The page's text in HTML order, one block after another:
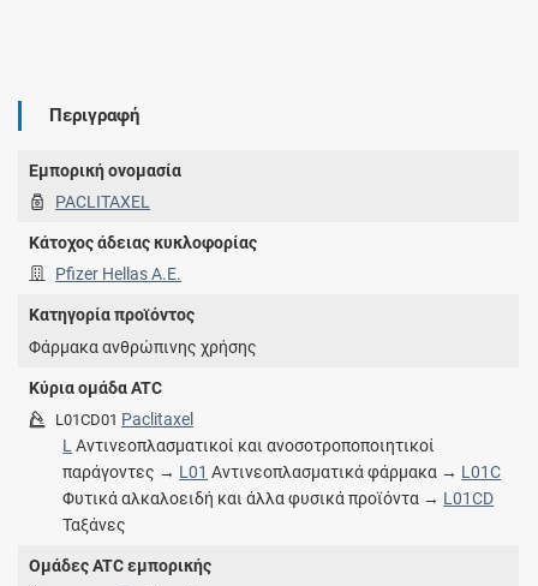
Περιγραφή
Εμπορική ονομασία
PACLITAXEL
Κάτοχος άδειας κυκλοφορίας
Pfizer Hellas A.E.
Κατηγορία προϊόντος
Φάρμακα ανθρώπινης χρήσης
Κύρια ομάδα ATC
L01CD01 Paclitaxel
L Αντινεοπλασματικοί και ανοσοτροποποιητικοί
παράγοντες → L01 Αντινεοπλασματικά φάρμακα → L01C
Φυτικά αλκαλοειδή και άλλα φυσικά προϊόντα → L01CD
Ταξάνες
Ομάδες ATC εμπορικής